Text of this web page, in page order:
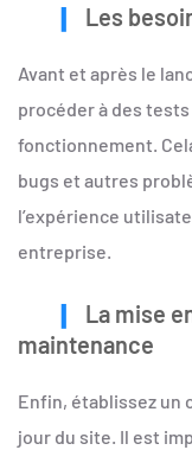
Les
Avant et après le
procéder à des
fonctionnement.
bugs et autres
l’expérience
entreprise.
La mise
maintenance
Enfin, établissez un
jour du site. Il est